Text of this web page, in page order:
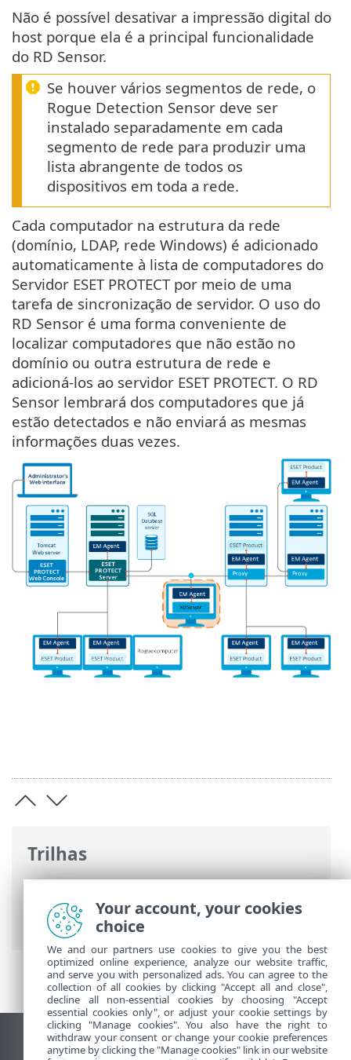
Trilhas
Ajuda on-line ESET>ESET PROTECT On-
Prem>Introdução>Arquitetura> Rogue
Detection Sensor
Não é possível desativar a impressão digital do
host porque ela é a principal funcionalidade
do RD Sensor.
Se houver vários segmentos de rede, o
Rogue Detection Sensor deve ser
instalado separadamente em cada
segmento de rede para produzir uma
lista abrangente de todos os
dispositivos em toda a rede.
Cada computador na estrutura da rede
(domínio, LDAP, rede Windows) é adicionado
automaticamente à lista de computadores do
Servidor ESET PROTECT por meio de uma
tarefa de sincronização de servidor. O uso do
RD Sensor é uma forma conveniente de
localizar computadores que não estão no
domínio ou outra estrutura de rede e
adicioná-los ao servidor ESET PROTECT. O RD
Sensor lembrará dos computadores que já
estão detectados e não enviará as mesmas
informações duas vezes.
Ver site para desktop
Your account, your cookies
choice
We and our partners use cookies to give you the best
optimized online experience, analyze our website traffic,
and serve you with personalized ads. You can agree to the
collection of all cookies by clicking "Accept all and close",
decline all non-essential cookies by choosing "Accept
essential cookies only", or adjust your cookie settings by
clicking "Manage cookies". You also have the right to
withdraw your consent or change your cookie preferences
anytime by clicking the "Manage cookies" link in our website